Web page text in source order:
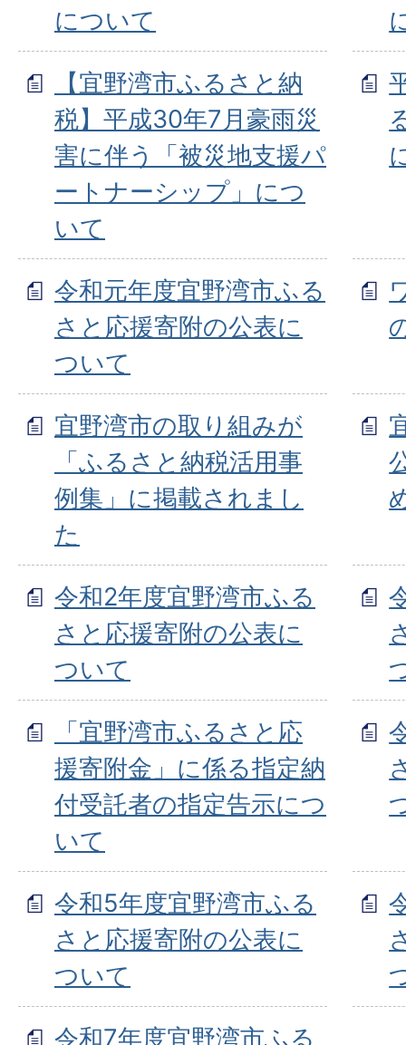
について
【宜野湾市ふるさと納
税】平成30年7月豪雨災
害に伴う「被災地支援パ
ートナーシップ」につ
いて
令和元年度宜野湾市ふる
さと応援寄附の公表に
ついて
宜野湾市の取り組みが
「ふるさと納税活用事
例集」に掲載されまし
た
令和2年度宜野湾市ふる
さと応援寄附の公表に
ついて
「宜野湾市ふるさと応
援寄附金」に係る指定納
付受託者の指定告示につ
いて
令和5年度宜野湾市ふる
さと応援寄附の公表に
ついて
令和7年度宜野湾市ふる